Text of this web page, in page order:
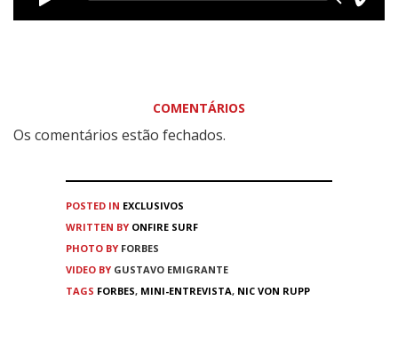
COMENTÁRIOS
Os comentários estão fechados.
POSTED IN EXCLUSIVOS
WRITTEN BY ONFIRE SURF
PHOTO BY FORBES
VIDEO BY GUSTAVO EMIGRANTE
TAGS FORBES, MINI-ENTREVISTA, NIC VON RUPP